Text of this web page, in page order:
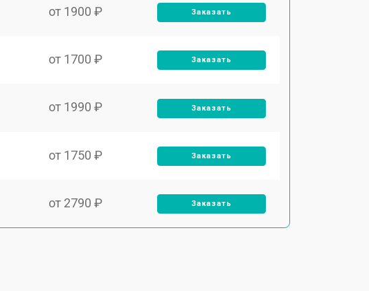
от 1900 ₽ Заказать
от 1700 ₽ Заказать
от 1990 ₽ Заказать
от 1750 ₽ Заказать
от 2790 ₽ Заказать